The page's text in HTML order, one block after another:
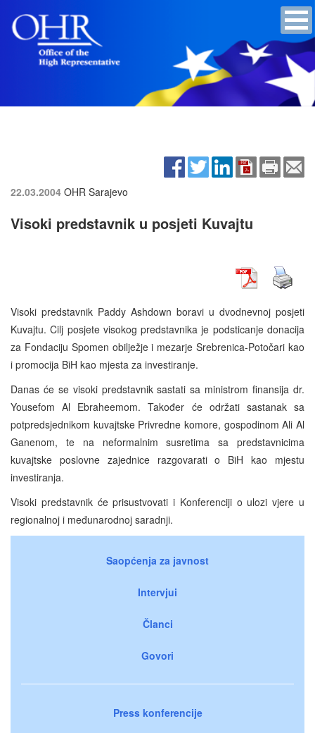
22.03.2004 OHR Sarajevo
Visoki predstavnik u posjeti Kuvajtu
Visoki predstavnik Paddy Ashdown boravi u dvodnevnoj posjeti
Kuvajtu. Cilj posjete visokog predstavnika je podsticanje donacija
za Fondaciju Spomen obilježje i mezarje Srebrenica-Potočari kao
i promocija BiH kao mjesta za investiranje.
Danas će se visoki predstavnik sastati sa ministrom finansija dr.
Yousefom Al Ebraheemom. Također će održati sastanak sa
potpredsjednikom kuvajtske Privredne komore, gospodinom Ali Al
Ganenom, te na neformalnim susretima sa predstavnicima
kuvajtske poslovne zajednice razgovarati o BiH kao mjestu
investiranja.
Visoki predstavnik će prisustvovati i Konferenciji o ulozi vjere u
regionalnoj i međunarodnoj saradnji.
Saopćenja za javnost
Intervjui
Članci
Govori
Press konferencije